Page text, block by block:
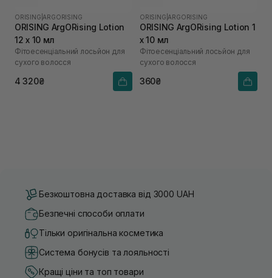
ORISING ARGORISING
ORISING ArgORising Lotion
12 х 10 мл
Фітоесенціальний лосьйон для
сухого волосся
4 320₴
ORISING ARGORISING
ORISING ArgORising Lotion 1
х 10 мл
Фітоесенціальний лосьйон для
сухого волосся
360₴
Безкоштовна доставка від 3000 UAH
Безпечні способи оплати
Тільки оригінальна косметика
Система бонусів та лояльності
Кращі ціни та топ товари